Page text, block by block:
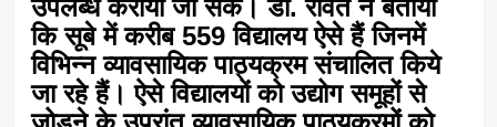
उपलब्ध कराया जा सके। डॉ. रावत ने बताया
कि सूबे में करीब 559 विद्यालय ऐसे हैं जिनमें
विभिन्न व्यावसायिक पाठ्यक्रम संचालित किये
जा रहे हैं। ऐसे विद्यालयों को उद्योग समूहों से